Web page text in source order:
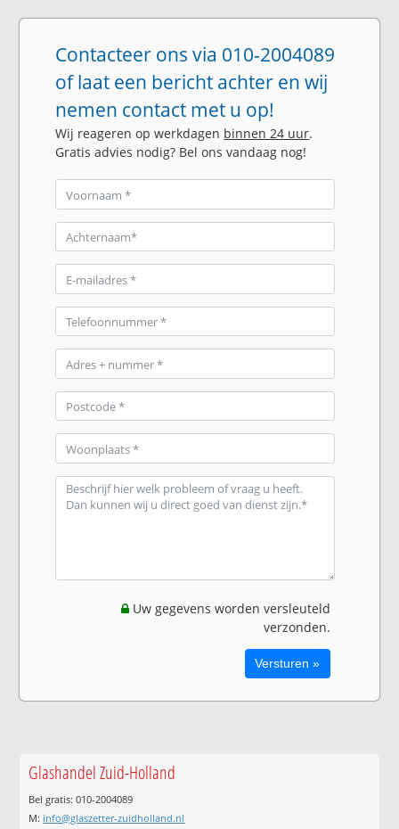
Contacteer ons via 010-2004089
of laat een bericht achter en wij
nemen contact met u op!
Wij reageren op werkdagen binnen 24 uur.
Gratis advies nodig? Bel ons vandaag nog!
Uw gegevens worden versleuteld
verzonden.
Glashandel Zuid-Holland
Bel gratis: 010-2004089
M: info@glaszetter-zuidholland.nl